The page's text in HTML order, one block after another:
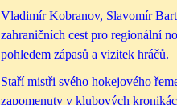
Vladimír Kobranov, Slavomír
zahraničních cest pro regionální
pohledem zápasů a vizitek hráčů.
Staří mistři svého hokejového
zapomenuty v klubových